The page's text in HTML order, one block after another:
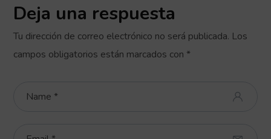
Deja una respuesta
Tu dirección de correo electrónico no será publicada. Los
campos obligatorios están marcados con *